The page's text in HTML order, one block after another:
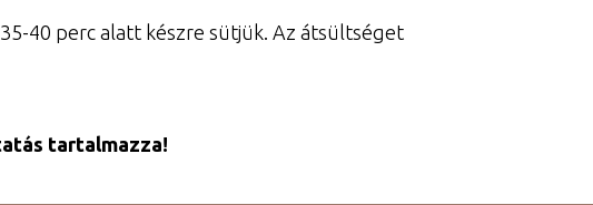
40 perc alatt készre sütjük. Az átsültséget
tartalmazza!